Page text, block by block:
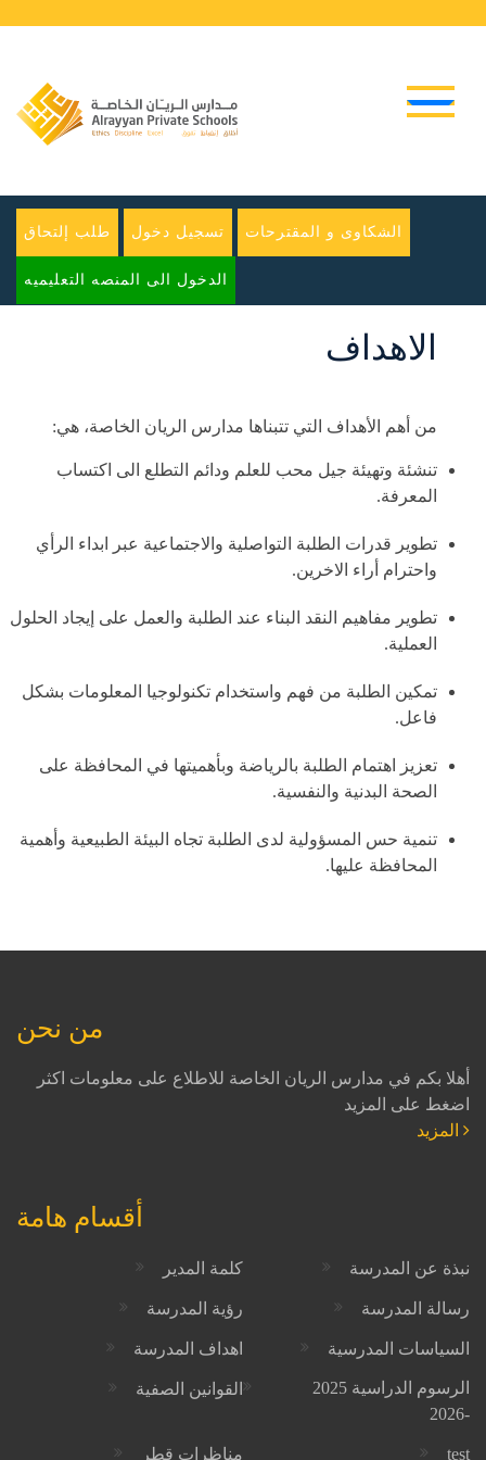
طلب إلتحاق تسجيل دخول الشكاوى و المقترحات
الدخول الى المنصه التعليميه
الاهداف
من أهم الأهداف التي تتبناها مدارس الريان الخاصة، هي:
تنشئة وتهيئة جيل محب للعلم ودائم التطلع الى اكتساب
المعرفة.
تطوير قدرات الطلبة التواصلية والاجتماعية عبر ابداء الرأي
واحترام أراء الاخرين.
تطوير مفاهيم النقد البناء عند الطلبة والعمل على إيجاد الحلول
العملية.
تمكين الطلبة من فهم واستخدام تكنولوجيا المعلومات بشكل
فاعل.
تعزيز اهتمام الطلبة بالرياضة وبأهميتها في المحافظة على
الصحة البدنية والنفسية.
تنمية حس المسؤولية لدى الطلبة تجاه البيئة الطبيعية وأهمية
المحافظة عليها.
من نحن
أهلا بكم في مدارس الريان الخاصة للاطلاع على معلومات اكثر
اضغط على المزيد
أقسام هامة
كلمة المدير نبذة عن المدرسة
رؤية المدرسة رسالة المدرسة
اهداف المدرسة السياسات المدرسية
القوانين الصفية
الرسوم الدراسية 2025
-2026
مناظرات قطر test